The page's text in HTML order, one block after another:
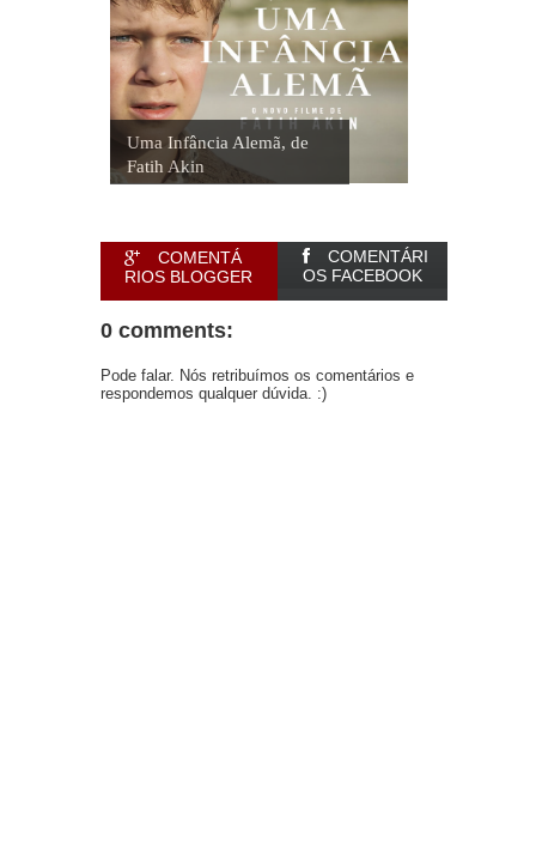
Uma Infância Alemã, de
Fatih Akin
COMENTÁ
RIOS BLOGGER
COMENTÁRI
OS FACEBOOK
0 comments:
Pode falar. Nós retribuímos os comentários e
respondemos qualquer dúvida. :)